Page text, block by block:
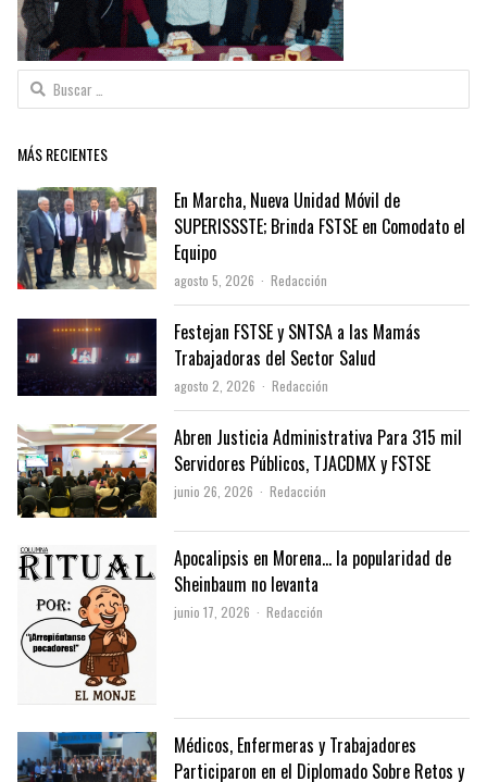
Buscar:
MÁS RECIENTES
En Marcha, Nueva Unidad Móvil de
SUPERISSSTE; Brinda FSTSE en Comodato el
Equipo
agosto 5, 2026 Author
Redacción
Festejan FSTSE y SNTSA a las Mamás
Trabajadoras del Sector Salud
agosto 2, 2026 Author
Redacción
Abren Justicia Administrativa Para 315 mil
Servidores Públicos, TJACDMX y FSTSE
junio 26, 2026 Author
Redacción
Apocalipsis en Morena… la popularidad de
Sheinbaum no levanta
junio 17, 2026 Author
Redacción
Médicos, Enfermeras y Trabajadores
Participaron en el Diplomado Sobre Retos y